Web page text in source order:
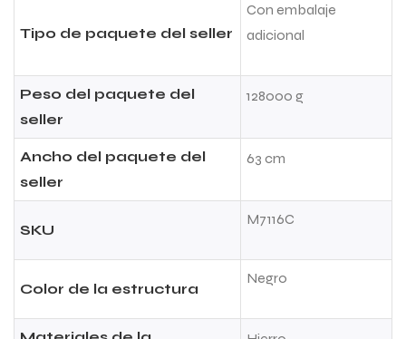
Tipo de paquete del seller
Con embalaje
adicional
Peso del paquete del
seller
128000 g
Ancho del paquete del
seller
63 cm
SKU
M7116C
Color de la estructura
Negro